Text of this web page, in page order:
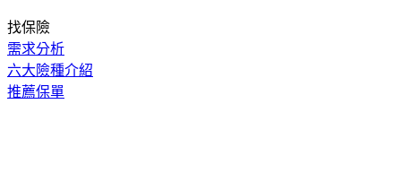
找保險
需求分析
六大險種介紹
推薦保單